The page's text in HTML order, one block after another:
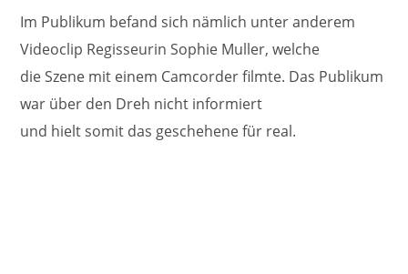
Im Publikum befand sich nämlich unter anderem
Videoclip Regisseurin Sophie Muller, welche
die Szene mit einem Camcorder filmte. Das Publikum
war über den Dreh nicht informiert
und hielt somit das geschehene für real.